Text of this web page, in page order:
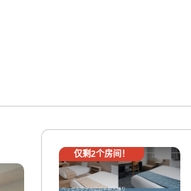
仅剩2个房间！